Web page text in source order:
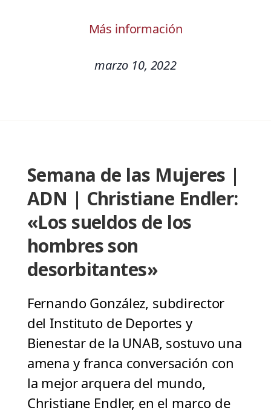
Más información
marzo 10, 2022
Semana de las Mujeres |
ADN | Christiane Endler:
«Los sueldos de los
hombres son
desorbitantes»
Fernando González, subdirector
del Instituto de Deportes y
Bienestar de la UNAB, sostuvo una
amena y franca conversación con
la mejor arquera del mundo,
Christiane Endler, en el marco de